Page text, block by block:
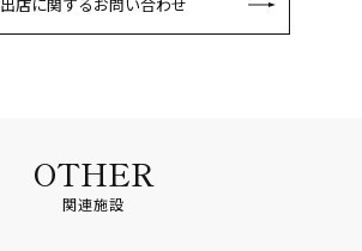
OTHER
関連施設